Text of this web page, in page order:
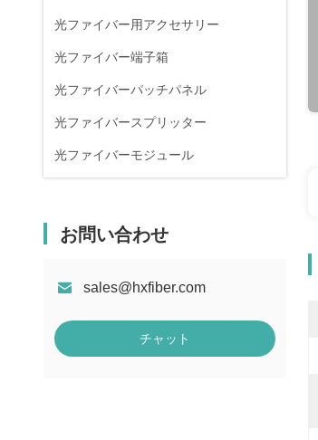
光ファイバー用アクセサリー
光ファイバー端子箱
光ファイバーパッチパネル
光ファイバースプリッター
光ファイバーモジュール
お問い合わせ
sales@hxfiber.com
チャット